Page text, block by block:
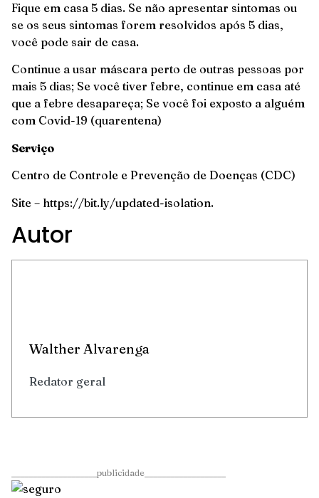
Fique em casa 5 dias. Se não apresentar sintomas ou
se os seus sintomas forem resolvidos após 5 dias,
você pode sair de casa.
Continue a usar máscara perto de outras pessoas por
mais 5 dias; Se você tiver febre, continue em casa até
que a febre desapareça; Se você foi exposto a alguém
com Covid-19 (quarentena)
Serviço
Centro de Controle e Prevenção de Doenças (CDC)
Site – https://bit.ly/updated-isolation.
Autor
Walther Alvarenga
Redator geral
____________________publicidade___________________